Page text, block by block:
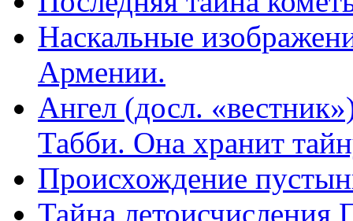
Наскальные
Армении.
Ангел (досл.
Табби. Она хранит
Происхождение
Тайна летоисчисления